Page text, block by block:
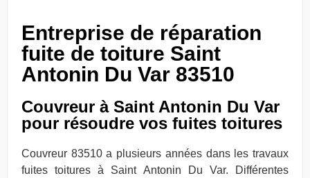
Entreprise de réparation
fuite de toiture Saint
Antonin Du Var 83510
Couvreur à Saint Antonin Du Var
pour résoudre vos fuites toitures
Couvreur 83510 a plusieurs années dans les travaux
fuites toitures à Saint Antonin Du Var. Différentes